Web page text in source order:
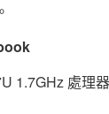
1.7GHz 處理